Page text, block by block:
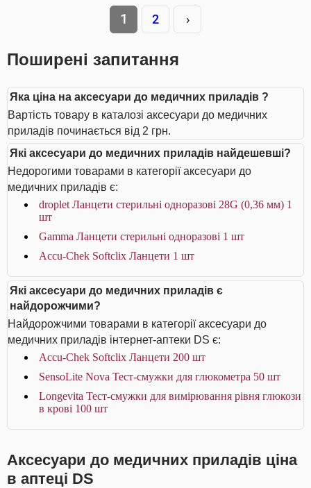
1 2 ›
Поширені запитання
Яка ціна на аксесуари до медичних приладів ?
Вартість товару в каталозі аксесуари до медичних
приладів починається від 2 грн.
Які аксесуари до медичних приладів найдешевші?
Недорогими товарами в категорії аксесуари до
медичних приладів є:
droplet Ланцети стерильні одноразові 28G (0,36 мм) 1
шт
Gamma Ланцети стерильні одноразові 1 шт
Accu-Chek Softclix Ланцети 1 шт
Які аксесуари до медичних приладів є
найдорожчими?
Найдорожчими товарами в категорії аксесуари до
медичних приладів інтернет-аптеки DS є:
Accu-Chek Softclix Ланцети 200 шт
SensoLite Nova Тест-смужки для глюкометра 50 шт
Longevita Тест-смужки для вимірювання рівня глюкози
в крові 100 шт
Аксесуари до медичних приладів ціна
в аптеці DS